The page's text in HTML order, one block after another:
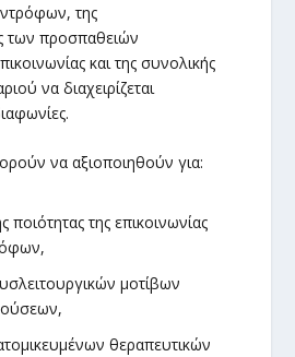
της
των προσπαθειών
και της συνολικής
να διαχειρίζεται
να αξιοποιηθούν για:
ποιότητας της επικοινωνίας
μοτίβων
θεραπευτικών